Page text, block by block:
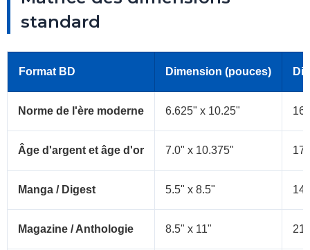
standard
Format BD Dimension (pouces)
Norme de l'ère moderne 6.625" x 10.25"
Âge d'argent et âge d'or 7.0" x 10.375"
Manga / Digest 5.5" x 8.5"
Magazine / Anthologie 8.5" x 11"